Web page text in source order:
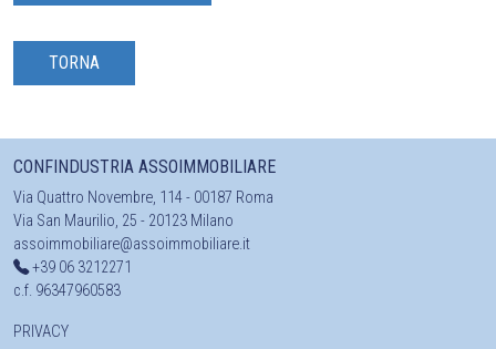
TORNA
CONFINDUSTRIA ASSOIMMOBILIARE
Via Quattro Novembre, 114 - 00187 Roma
Via San Maurilio, 25 - 20123 Milano
assoimmobiliare@assoimmobiliare.it
+39 06 3212271
c.f. 96347960583
PRIVACY